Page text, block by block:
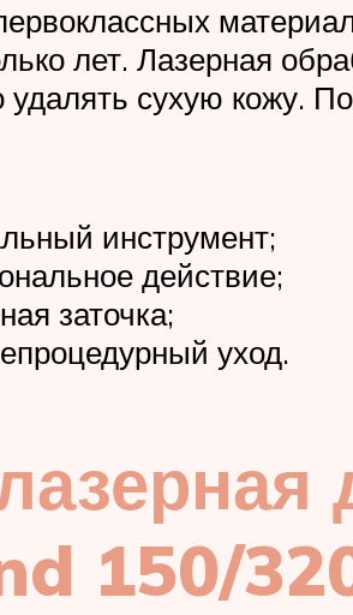
лет. Лазерная
сухую кожу.
инструмент;
действие;
заточка;
уход.
150/